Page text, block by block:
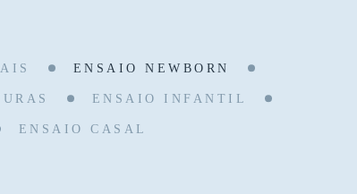
ENSAIO NEWBORN
ENSAIO INFANTIL
ENSAIO CASAL